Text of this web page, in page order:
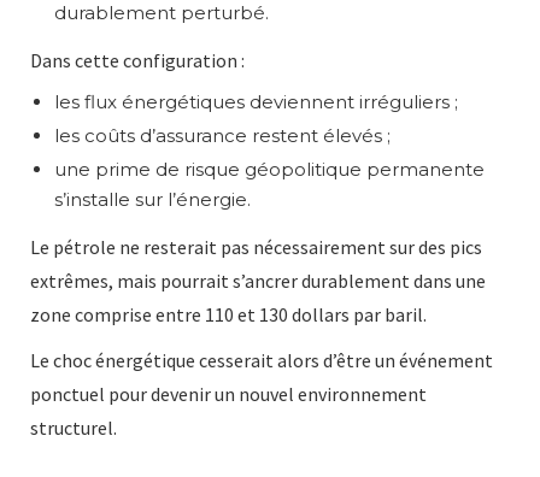
durablement perturbé.
Dans cette configuration :
les flux énergétiques deviennent irréguliers ;
les coûts d’assurance restent élevés ;
une prime de risque géopolitique permanente
s’installe sur l’énergie.
Le pétrole ne resterait pas nécessairement sur des pics
extrêmes, mais pourrait s’ancrer durablement dans une
zone comprise entre 110 et 130 dollars par baril.
Le choc énergétique cesserait alors d’être un événement
ponctuel pour devenir un nouvel environnement
structurel.